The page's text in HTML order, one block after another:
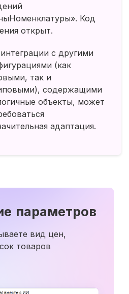
Код
открыт.
с другими
(как
так и
содержащими
объекты, может
адаптация.
параметров
вид цен,
товаров